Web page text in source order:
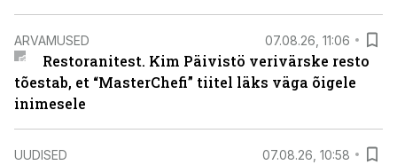
ARVAMUSED 07.08.26, 11:06
Restoranitest. Kim Päivistö verivärske resto
tõestab, et “MasterChefi” tiitel läks väga õigele
inimesele
UUDISED 07.08.26, 10:58